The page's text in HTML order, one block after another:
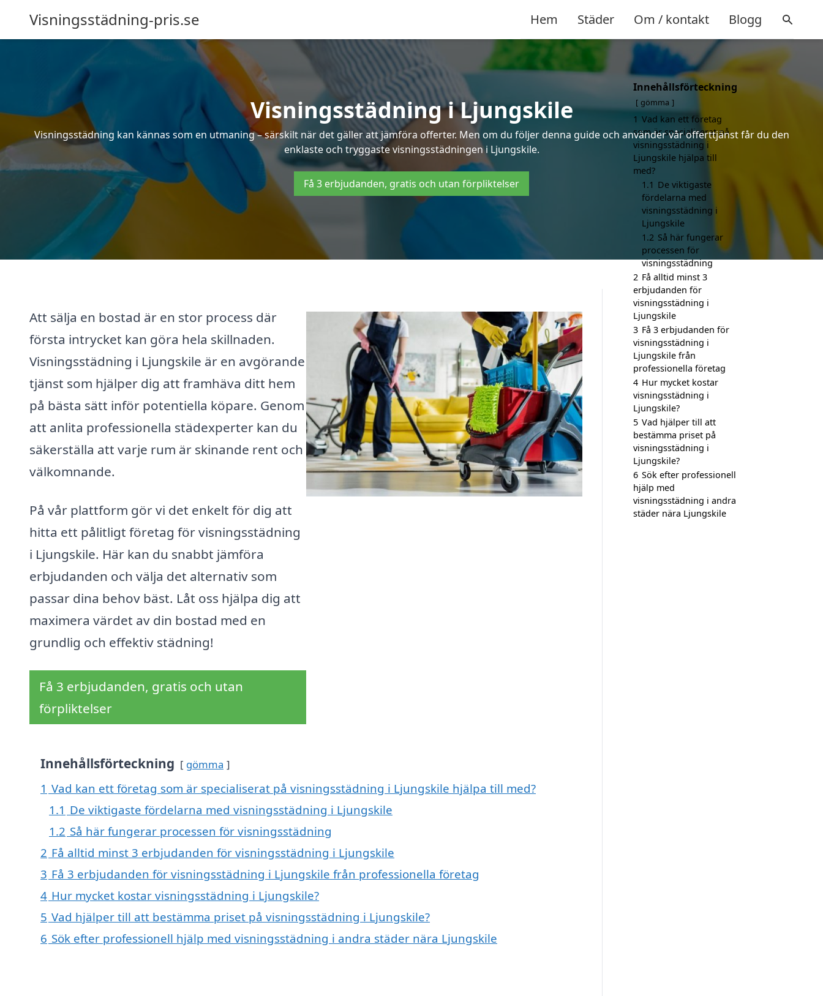
Visningsstädning-pris.se Hem Städer Om / kontakt Blogg
Visningsstädning i Ljungskile
Visningsstädning kan kännas som en utmaning – särskilt när det gäller att jämföra offerter. Men om du följer denna guide och använder vår offerttjänst får du den
enklaste och tryggaste visningsstädningen i Ljungskile.
Få 3 erbjudanden, gratis och utan förpliktelser
Att sälja en bostad är en stor process där
första intrycket kan göra hela skillnaden.
Visningsstädning i Ljungskile är en avgörande
tjänst som hjälper dig att framhäva ditt hem
på bästa sätt inför potentiella köpare. Genom
att anlita professionella städexperter kan du
säkerställa att varje rum är skinande rent och
välkomnande.
På vår plattform gör vi det enkelt för dig att
hitta ett pålitligt företag för visningsstädning
i Ljungskile. Här kan du snabbt jämföra
erbjudanden och välja det alternativ som
passar dina behov bäst. Låt oss hjälpa dig att
maximera värdet av din bostad med en
grundlig och effektiv städning!
Få 3 erbjudanden, gratis och utan
förpliktelser
Innehållsförteckning gömma
1 Vad kan ett företag som är specialiserat på visningsstädning i Ljungskile hjälpa till med?
1.1 De viktigaste fördelarna med visningsstädning i Ljungskile
1.2 Så här fungerar processen för visningsstädning
2 Få alltid minst 3 erbjudanden för visningsstädning i Ljungskile
3 Få 3 erbjudanden för visningsstädning i Ljungskile från professionella företag
4 Hur mycket kostar visningsstädning i Ljungskile?
5 Vad hjälper till att bestämma priset på visningsstädning i Ljungskile?
6 Sök efter professionell hjälp med visningsstädning i andra städer nära Ljungskile
Innehållsförteckning
gömma
1 Vad kan ett företag
som är specialiserat på
visningsstädning i
Ljungskile hjälpa till
med?
1.1 De viktigaste
fördelarna med
visningsstädning i
Ljungskile
1.2 Så här fungerar
processen för
visningsstädning
2 Få alltid minst 3
erbjudanden för
visningsstädning i
Ljungskile
3 Få 3 erbjudanden för
visningsstädning i
Ljungskile från
professionella företag
4 Hur mycket kostar
visningsstädning i
Ljungskile?
5 Vad hjälper till att
bestämma priset på
visningsstädning i
Ljungskile?
6 Sök efter professionell
hjälp med
visningsstädning i andra
städer nära Ljungskile